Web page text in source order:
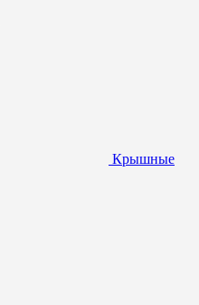
Крышные